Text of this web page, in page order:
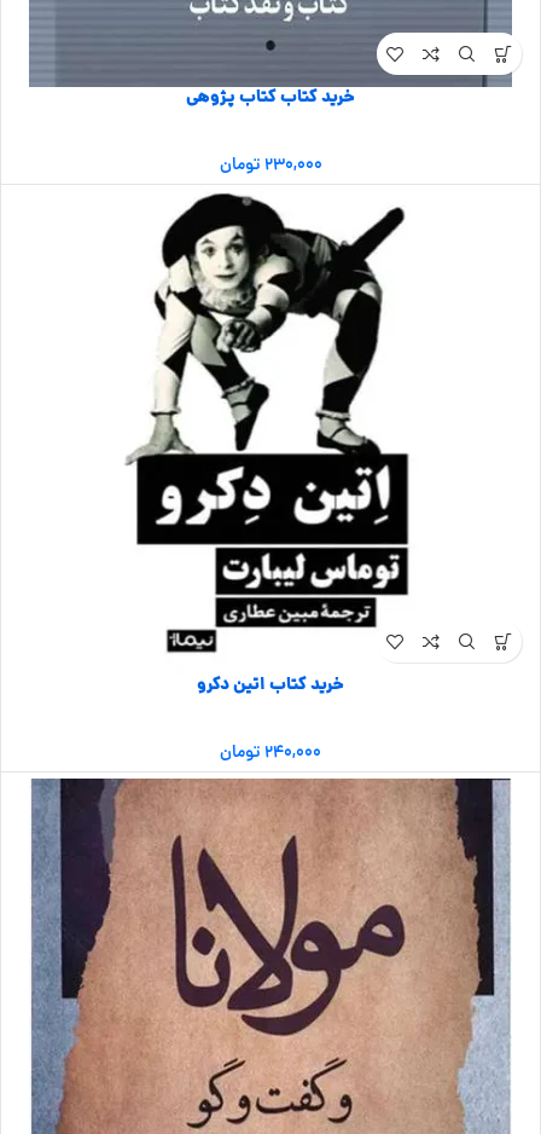
خرید کتاب کتاب پژوهی
۲۳۰,۰۰۰تومان
خرید کتاب اتین دکرو
۲۴۰,۰۰۰تومان